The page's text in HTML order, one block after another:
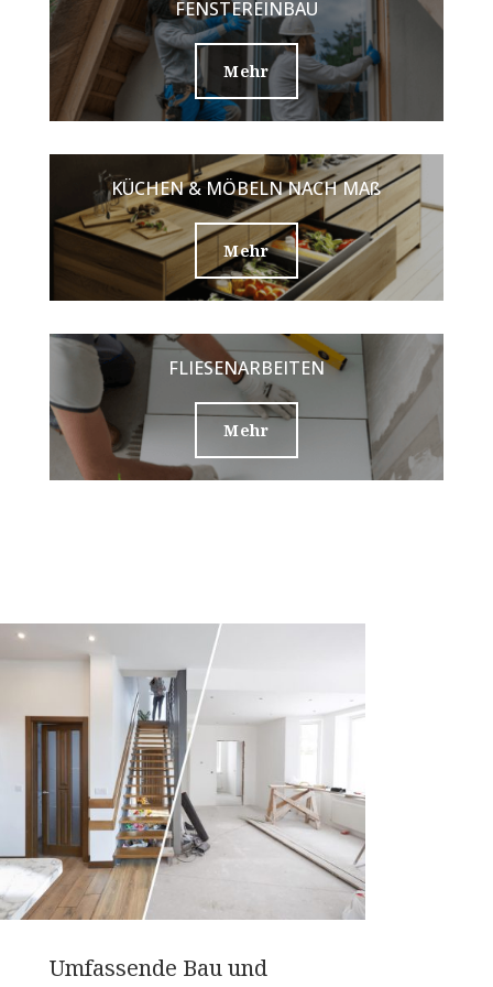
FENSTEREINBAU
Mehr
KÜCHEN & MÖBELN NACH MAß
Mehr
FLIESENARBEITEN
Mehr
Umfassende Bau und